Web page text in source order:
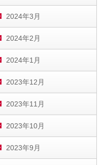
2024年3月
2024年2月
2024年1月
2023年12月
2023年11月
2023年10月
2023年9月